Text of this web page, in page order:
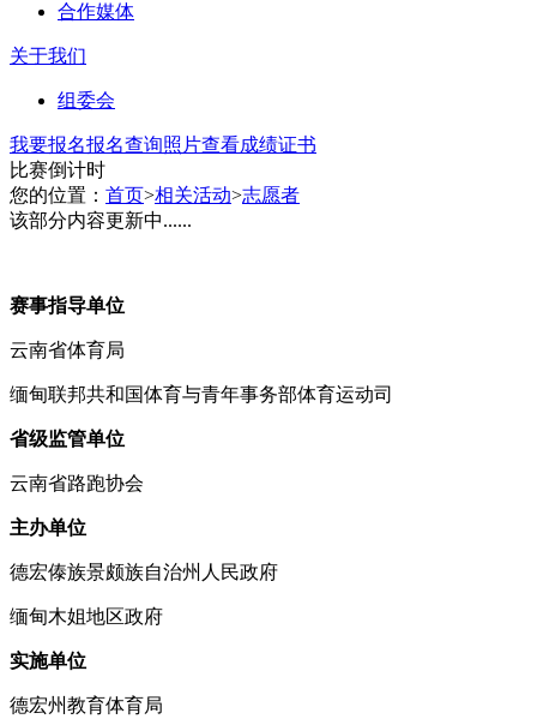
合作媒体
关于我们
组委会
我要报名报名查询照片查看成绩证书
比赛倒计时
您的位置： 首页>相关活动>志愿者
该部分内容更新中......
赛事指导单位
云南省体育局
缅甸联邦共和国体育与青年事务部体育运动司
省级监管单位
云南省路跑协会
主办单位
德宏傣族景颇族自治州人民政府
缅甸木姐地区政府
实施单位
德宏州教育体育局